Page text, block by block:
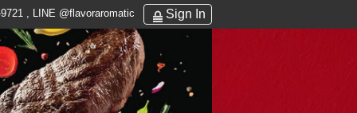
, LINE @flavoraromatic Sign In